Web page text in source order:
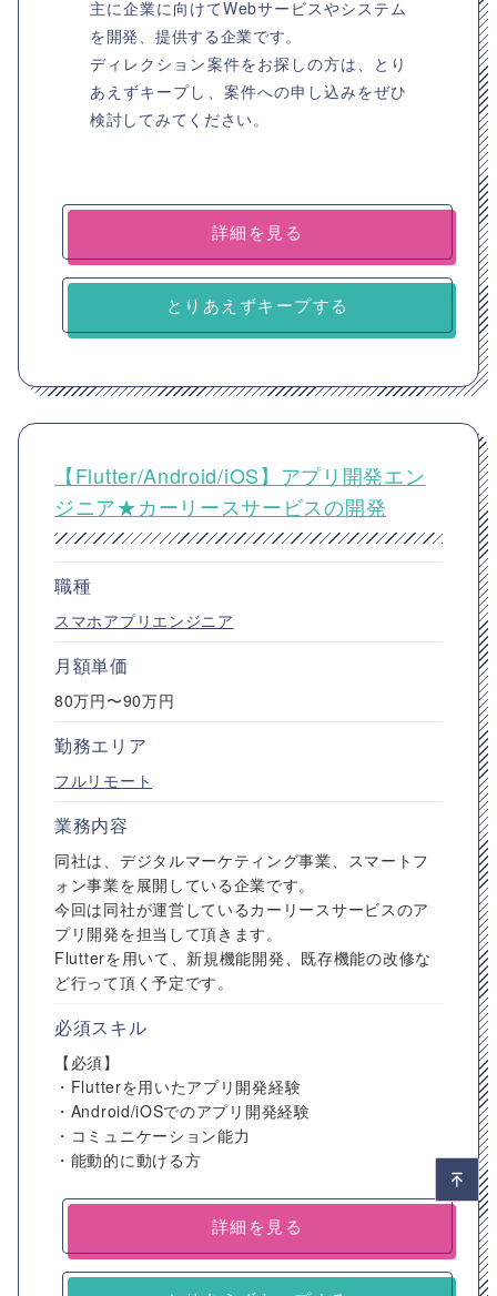
主に企業に向けてWebサービスやシステム
を開発、提供する企業です。
ディレクション案件をお探しの方は、とり
あえずキープし、案件への申し込みをぜひ
検討してみてください。
詳細を見る
とりあえずキープする
【Flutter/Android/iOS】アプリ開発エン
ジニア★カーリースサービスの開発
職種
スマホアプリエンジニア
月額単価
80万円〜90万円
勤務エリア
フルリモート
業務内容
同社は、デジタルマーケティング事業、スマートフ
ォン事業を展開している企業です。
今回は同社が運営しているカーリースサービスのア
プリ開発を担当して頂きます。
Flutterを用いて、新規機能開発、既存機能の改修な
ど行って頂く予定です。
必須スキル
【必須】
・Flutterを用いたアプリ開発経験
・Android/iOSでのアプリ開発経験
・コミュニケーション能力
・能動的に動ける方
詳細を見る